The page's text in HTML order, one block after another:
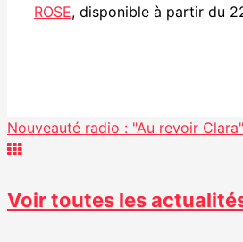
ROSE, disponible à partir du
Nouveauté radio : "Au revoir
Voir toutes les